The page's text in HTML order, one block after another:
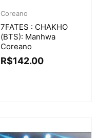
Coreano
7FATES : CHAKHO
(BTS): Manhwa
Coreano
R$142.00